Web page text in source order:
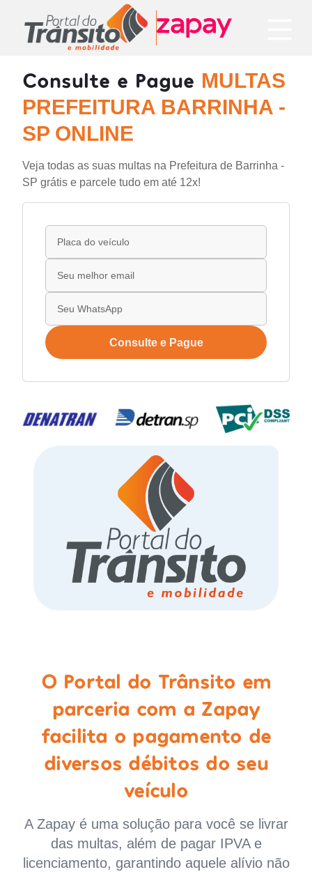
Consulte e Pague MULTAS
PREFEITURA BARRINHA -
SP ONLINE
Veja todas as suas multas na Prefeitura de Barrinha -
SP grátis e parcele tudo em até 12x!
Consulte e Pague
O Portal do Trânsito em
parceria com a Zapay
facilita o pagamento de
diversos débitos do seu
veículo
A Zapay é uma solução para você se livrar
das multas, além de pagar IPVA e
licenciamento, garantindo aquele alívio não